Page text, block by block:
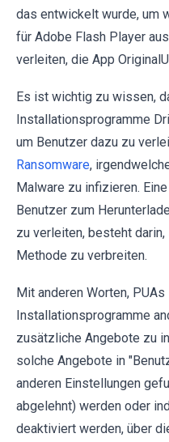
das entwickelt wurde, um
für Adobe Flash Player
verleiten, die App
Es ist wichtig zu wissen,
Installationsprogramme
um Benutzer dazu zu
Ransomware,
Malware zu infizieren.
Benutzer zum
zu verleiten, besteht
Methode zu verbreiten.
Mit anderen Worten,
Installationsprogramme
zusätzliche Angebote zu
solche Angebote in
anderen Einstellungen
abgelehnt) werden oder
deaktiviert werden, über